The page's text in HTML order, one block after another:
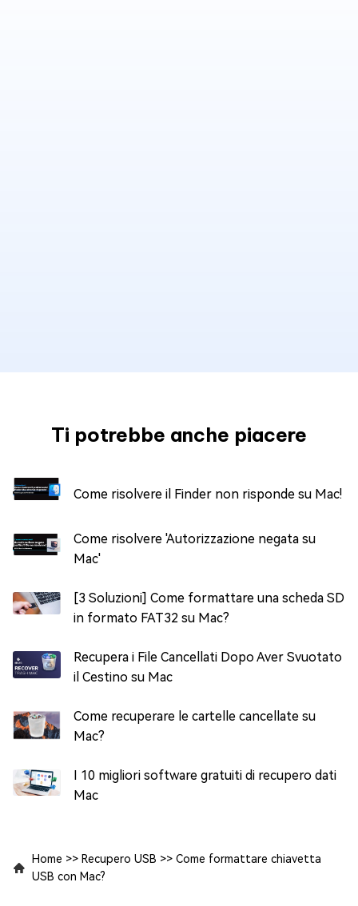
Ti potrebbe anche piacere
Come risolvere il Finder non risponde su Mac!
Come risolvere 'Autorizzazione negata su
Mac'
[3 Soluzioni] Come formattare una scheda SD
in formato FAT32 su Mac?
Recupera i File Cancellati Dopo Aver Svuotato
il Cestino su Mac
Come recuperare le cartelle cancellate su
Mac?
I 10 migliori software gratuiti di recupero dati
Mac
Home >> Recupero USB >> Come formattare chiavetta
USB con Mac?